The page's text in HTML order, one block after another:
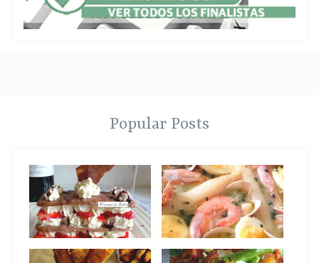
Popular Posts